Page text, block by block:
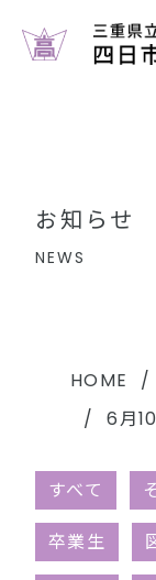
お知らせ
学校生活
中学生のみ
同窓会（外部
お知らせ
NEWS
HOME
6月
すべて
卒業生